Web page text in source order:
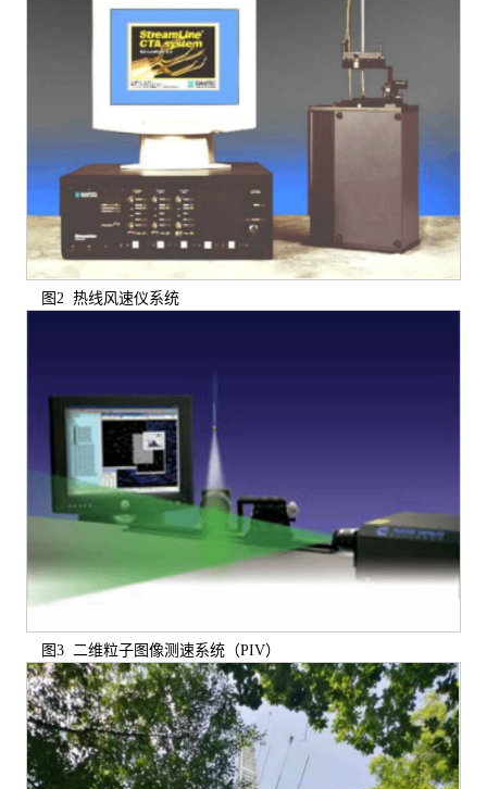
图2 热线风速仪系统
图3 二维粒子图像测速系统（PIV）